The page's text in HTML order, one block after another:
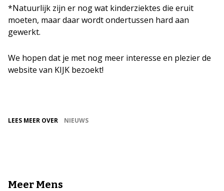
*Natuurlijk zijn er nog wat kinderziektes die eruit
moeten, maar daar wordt ondertussen hard aan
gewerkt.
We hopen dat je met nog meer interesse en plezier de
website van KIJK bezoekt!
LEES MEER OVER NIEUWS
Meer Mens